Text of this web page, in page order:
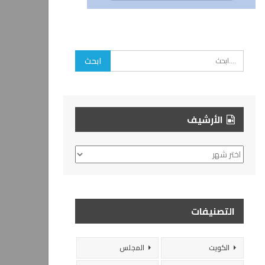
الأرشيف
الأرشيف
التصنيفات
الكويت
المجلس